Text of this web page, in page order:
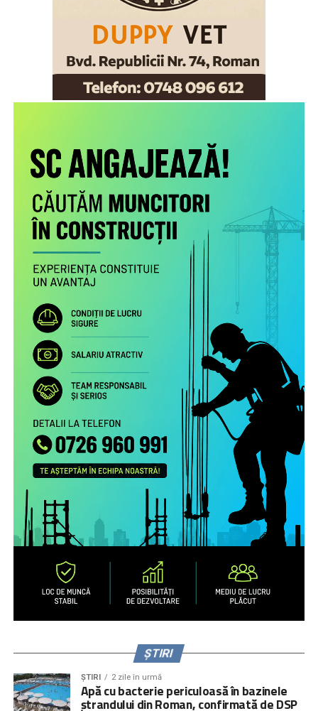
Scopul proiectului este creşterea gradului de
conştientizare a părinţilor români care muncesc în alte
state cu privire la nevoile copiilor rămaşi acasă,
necesitatea menţinerii comunicării cu aceştia şi cu
persoanele în grija cărora au rămas şi a legăturii cu
comunitatea de proveniență.
Proiectul include următoarele activități:
Studiu la nivel european privind patternurile de relaționare,
practicile de exercitare a rolului parental la distanță și
nevoile de sprijin ale familiilor transnaționale, în special ale
părinților români aflați la muncă în străinătate.
Campanie de informare și conștientizare cu privire la
nevoile copiilor rămaşi acasă, necesitatea menţinerii
comunicării cu aceştia şi cu persoanele în grija cărora au
rămas copiii şi a legăturii cu comunitatea de proveniență
(online, media) pentru peste 1.000.000 de români care
muncesc/trăiesc în alte state.
Servicii de informare şi consiliere pe teme psiho-
emoţionale şi juridice pentru 2.700 de părinţi români care
muncesc în alte state – prin intermediul secțiunii
interactive a site-ului
www.copiisinguriacasa.ro, liniei
telefonice dedicate, activităţi de informare și consiliere a
organizate în mediul rural și urban mic.
Context
ȘTIRI
ȘTIRI 2 zile în urmă
Apă cu bacterie periculoasă în bazinele
ștrandului din Roman, confirmată de DSP